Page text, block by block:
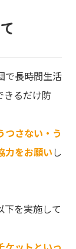
で長時間生活
きるだけ防
つさない・う
力をお願いし
下を実施して